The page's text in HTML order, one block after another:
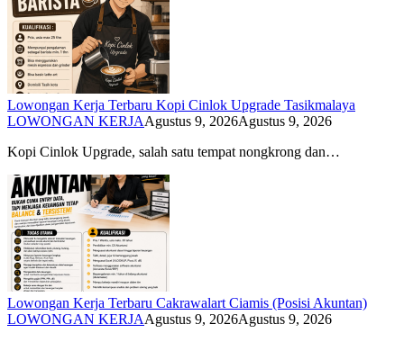
Lowongan Kerja Terbaru Kopi Cinlok Upgrade Tasikmalaya
LOWONGAN KERJAAgustus 9, 2026Agustus 9, 2026
Kopi Cinlok Upgrade, salah satu tempat nongkrong dan…
Lowongan Kerja Terbaru Cakrawalart Ciamis (Posisi Akuntan)
LOWONGAN KERJAAgustus 9, 2026Agustus 9, 2026